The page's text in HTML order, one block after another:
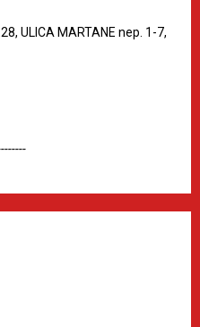
ULICA MARTANE nep. 1-7,